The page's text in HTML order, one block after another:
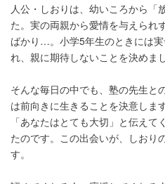
人公・しおりは、幼いころから「
た。実の両親から愛情を与えられ
ばかり…。小学5年生のときには
れ、親に期待しないことを決めまし
そんな毎日の中でも、塾の先生と
は前向きに生きることを決意しま
「あなたはとても大切」と伝え
たのです。この出会いが、しおり
す。